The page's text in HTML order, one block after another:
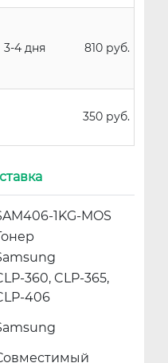
3-4 дня 810 руб.
350 руб.
1KG-MOS
360, CLP-365,
406